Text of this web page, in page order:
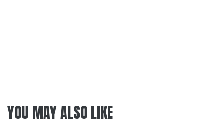
YOU MAY ALSO LIKE